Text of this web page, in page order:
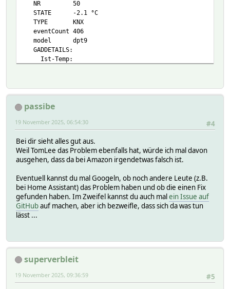
NR 50
STATE -2.1 °C
TYPE KNX
eventCount 406
model dpt9
GADDETAILS:
Ist-Temp:
OPTION
RDNAMEGET Ist-Temp-get
SETLIST
GADTABLE:
04001 Ist-Temp
Helper:
READINGS:
2025-11-18 21:04:12 Ist-Temp-get -2.1 °C
2025-11-18 21:04:12 last-sender 1.1.27
2025-11-18 21:04:12 state -2.1 °C
Attributes:
IODev KNX
group Aussentemperatur
icon icoTemp.png
passibe
#4
19 November 2025, 06:54:30
Bei dir sieht alles gut aus.
Weil TomLee das Problem ebenfalls hat, würde ich mal davon
ausgehen, dass da bei Amazon irgendetwas falsch ist.
Eventuell kannst du mal Googeln, ob noch andere Leute (z.B.
bei Home Assistant) das Problem haben und ob die einen Fix
gefunden haben. Im Zweifel kannst du auch mal ein Issue auf
GitHubauf machen, aber ich bezweifle, dass sich da was tun
lässt ...
superverbleit
#5
19 November 2025, 09:36:59